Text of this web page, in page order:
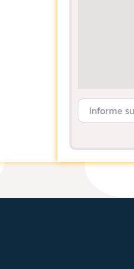
Informe sua